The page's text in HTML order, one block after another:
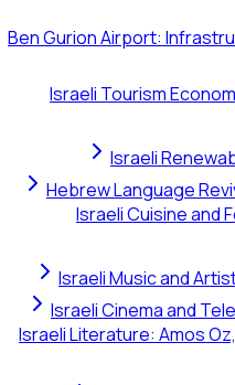
Ben Gurion Airport:
Israeli Tourism
Israeli
Hebrew Language
Israeli Cuisine and
Israeli Music and
Israeli Cinema and
Israeli Literature: Amos